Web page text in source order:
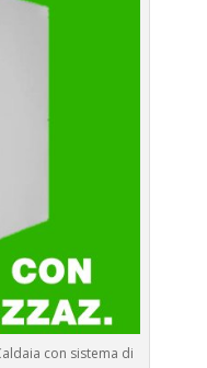
con sistema di